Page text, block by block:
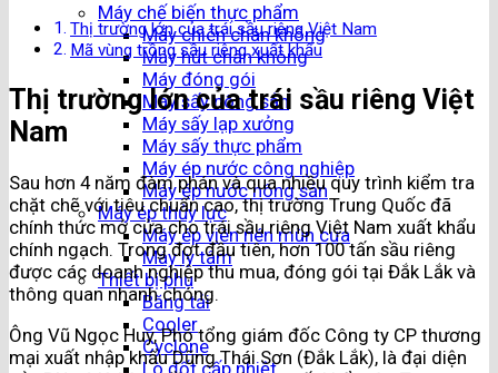
Máy chế biến thực phẩm
Máy chiên chân không
Máy hút chân không
Máy đóng gói
Máy sấy nông sản
Máy sấy lạp xưởng
Máy sấy thực phẩm
Máy ép nước công nghiệp
Máy ép nước nông sản
Máy ép thủy lực
Máy ép viên nén mùn cưa
Máy ly tâm
Thiết bị phụ
Băng tải
Cooler
Cyclone
Thị trường lớn của trái sầu riêng Việt Nam
Mã vùng trồng sầu riêng xuất khẩu
Thị trường lớn của trái sầu riêng Việt
Nam
Sau hơn 4 năm đàm phán và qua nhiều quy trình kiểm tra
chặt chẽ với tiêu chuẩn cao, thị trường Trung Quốc đã
chính thức mở cửa cho trái sầu riêng Việt Nam xuất khẩu
chính ngạch. Trong đợt đầu tiên, hơn 100 tấn sầu riêng
được các doanh nghiệp thu mua, đóng gói tại Đắk Lắk và
thông quan nhanh chóng.
Ông Vũ Ngọc Huy, Phó tổng giám đốc Công ty CP thương
mại xuất nhập khẩu Dũng Thái Sơn (Đắk Lắk), là đại diện